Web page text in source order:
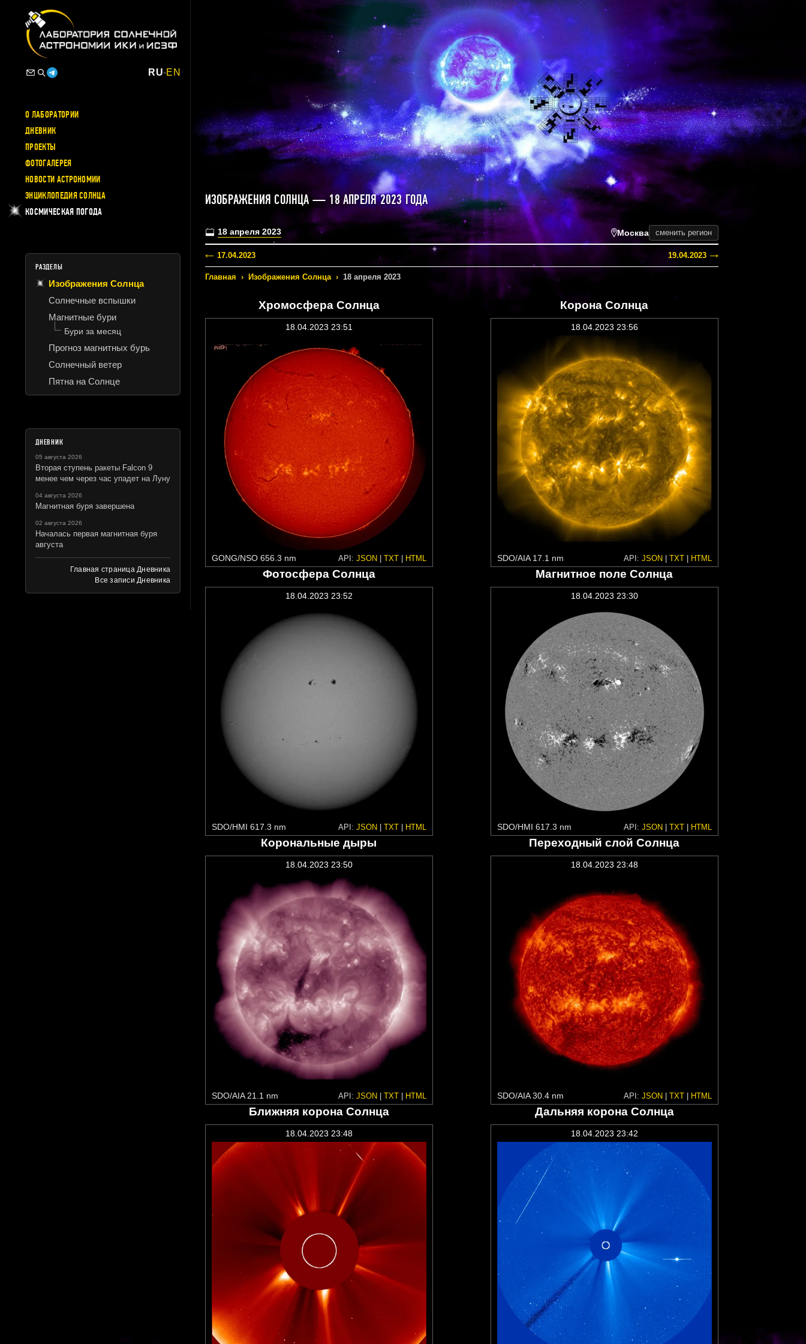
RU-EN
О ЛАБОРАТОРИИ
ДНЕВНИК
ПРОЕКТЫ
ФОТОГАЛЕРЕЯ
НОВОСТИ АСТРОНОМИИ
ЭНЦИКЛОПЕДИЯ СОЛНЦА
КОСМИЧЕСКАЯ ПОГОДА
РАЗДЕЛЫ
Изображения Солнца
Солнечные вспышки
Магнитные бури
Бури за месяц
Прогноз магнитных бурь
Солнечный ветер
Пятна на Солнце
ДНЕВНИК
05 августа 2026
Вторая ступень ракеты Falcon 9
менее чем через час упадет на Луну
04 августа 2026
Магнитная буря завершена
02 августа 2026
Началась первая магнитная буря
августа
Главная страница Дневника
Все записи Дневника
ИЗОБРАЖЕНИЯ СОЛНЦА — 18 АПРЕЛЯ 2023 ГОДА
18 апреля 2023 Москва сменить регион
17.04.2023 19.04.2023
Главная › Изображения Солнца › 18 апреля 2023
Хромосфера Солнца
18.04.2023 23:51
GONG/NSO 656.3 nm API: JSON TXT| HTML
Корона Солнца
18.04.2023 23:56
SDO/AIA 17.1 nm API: JSON TXT HTML
Фотосфера Солнца
18.04.2023 23:52
SDO/HMI 617.3 nm API: JSON TXT| HTML
Магнитное поле Солнца
18.04.2023 23:30
SDO/HMI 617.3 nm API: JSON TXT HTML
Корональные дыры
18.04.2023 23:50
SDO/AIA 21.1 nm API: JSON TXT| HTML
Переходный слой Солнца
18.04.2023 23:48
SDO/AIA 30.4 nm API: JSON TXT HTML
Ближняя корона Солнца
18.04.2023 23:48
Дальняя корона Солнца
18.04.2023 23:42